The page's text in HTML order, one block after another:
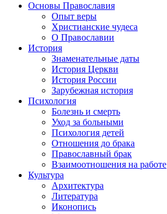
Основы Православия
Опыт веры
Христианские чудеса
О Православии
История
Знаменательные даты
История Церкви
История России
Зарубежная история
Психология
Болезнь и смерть
Уход за больными
Психология детей
Отношения до брака
Православный брак
Взаимоотношения на работе
Культура
Архитектура
Литература
Иконопись